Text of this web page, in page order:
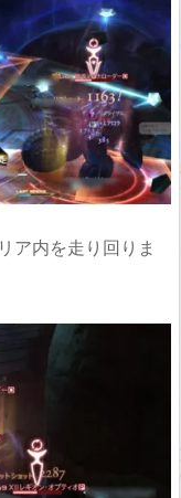
ア内を走り回りま